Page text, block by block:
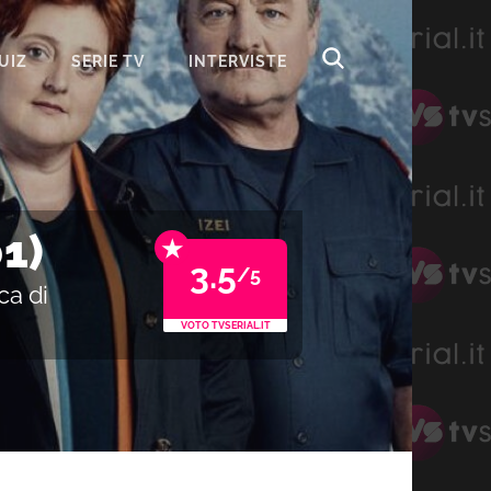
SERIE TV INTERVISTE
di
★
3.5/5
VOTO TVSERIAL.IT